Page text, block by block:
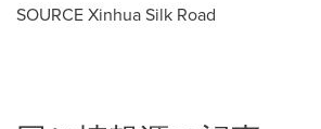
SOURCE Xinhua Silk Road